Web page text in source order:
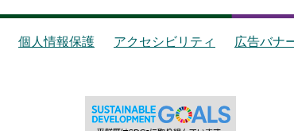
個人情報保護 アクセシビリティ 広告バナ